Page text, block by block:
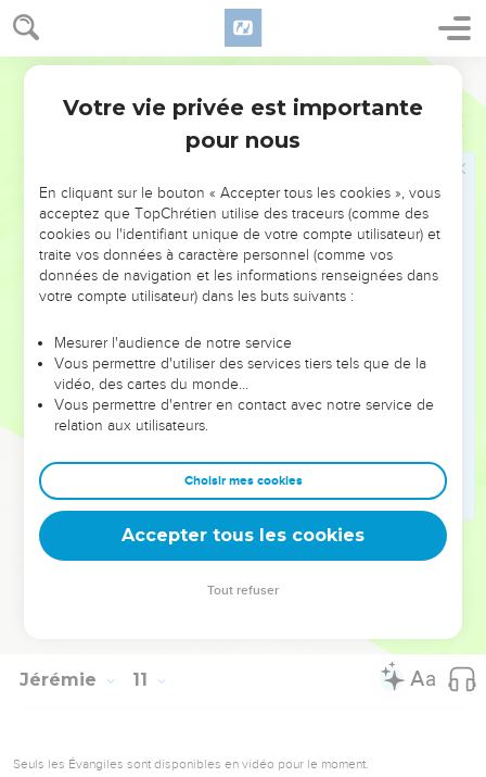
Jérémie 10
Ma tente est dévastée, tous mes cordages sont coupés.
Mes fils m'ont quittée, ils ne sont plus là. Je n'ai personne qui
dresse de nouveau ma tente, qui relève mes abris en toile. »
Jérémie
C’est que les bergers ont été stupides : ils n'ont pas
cherché l'Eternel. Voilà pourquoi ils n'ont pas agi
intelligemment, voilà pourquoi tous leurs troupeaux sont
dispersés.
C’est le bruit d’une rumeur, elle arrive, c'est un grand
tremblement qui vient du pays du nord pour réduire les villes
Jérémie prie au nom de son peuple
Je sais, Eternel, que l’être humain n’a pas autorité sur la
voie qu’il suit. Ce n'est pas à l'homme qui marche de diriger
ses pas.
Corrige-moi, Eternel, mais dans une juste mesure et non
dans ta colère ! Sinon, tu m’affaiblirais trop.
Déverse ta fureur sur les nations qui ne te connaissent
pas, sur les peuples qui ne font pas appel à toi ! En effet, ils
Jérémie 11
Seuls les Évangiles sont disponibles en vidéo pour le moment.
Votre vie privée est importante
pour nous
En cliquant sur le bouton « Accepter tous les cookies », vous
acceptez que TopChrétien utilise des traceurs (comme des
cookies ou l'identifiant unique de votre compte utilisateur) et
traite vos données à caractère personnel (comme vos
données de navigation et les informations renseignées dans
votre compte utilisateur) dans les buts suivants :
Mesurer l'audience de notre service
Vous permettre d'utiliser des services tiers tels que de la
vidéo, des cartes du monde…
Vous permettre d'entrer en contact avec notre service de
relation aux utilisateurs.
Choisir mes cookies
Accepter tous les cookies
Tout refuser